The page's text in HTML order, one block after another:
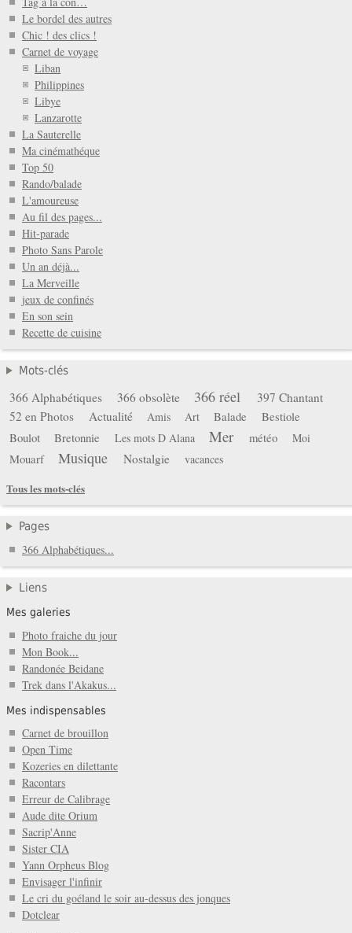
Le bordel des autres
Chic ! des clics !
Carnet de voyage
Liban
Philippines
Libye
Lanzarotte
La Sauterelle
Ma cinémathéque
Top 50
Rando/balade
L'amoureuse
Au fil des pages...
Hit-parade
Photo Sans Parole
Un an déjà...
La Merveille
jeux de confinés
En son sein
Recette de cuisine
Mots-clés
366 Alphabétiques 366 obsolète 366 réel
397 Chantant
52 en Photos
Actualité Amis Art Balade
Bestiole
Boulot
Bretonnie Les mots D Alana Mer météo Moi
Mouarf Musique Nostalgie
vacances
Tous les mots-clés
Pages
366 Alphabétiques...
Liens
Mes galeries
Photo fraiche du jour
Mon Book...
Randonée Beidane
Trek dans l'Akakus...
Mes indispensables
Carnet de brouillon
Open Time
Kozeries en dilettante
Racontars
Erreur de Calibrage
Aude dite Orium
Sacrip'Anne
Sister CIA
Yann Orpheus Blog
Envisager l'infinir
Le cri du goéland le soir au-dessus des jonques
Dotclear